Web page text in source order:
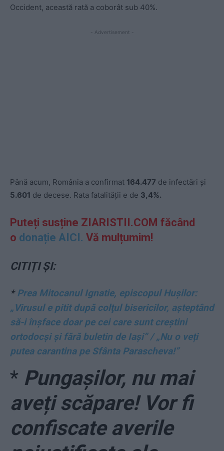
Occident, această rată a coborât sub 40%.
- Advertisement -
Până acum, România a confirmat 164.477 de infectări și
5.601 de decese. Rata fatalității e de 3,4%.
Puteți susține ZIARISTII.COM făcând
o donație AICI. Vă mulțumim!
CITIȚI ȘI:
*Prea Mitocanul Ignatie, episcopul Hușilor:
„Virusul e pitit după colţul bisericilor, așteptând
să-i înşface doar pe cei care sunt creştini
ortodocşi şi fără buletin de Iaşi” / „Nu o veți
putea carantina pe Sfânta Parascheva!”
* Pungașilor, nu mai
aveți scăpare! Vor fi
confiscate averile